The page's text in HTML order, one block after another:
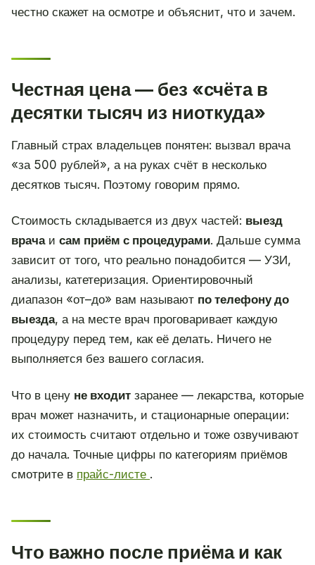
честно скажет на осмотре и объяснит, что и зачем.
Честная цена — без «счёта в
десятки тысяч из ниоткуда»
Главный страх владельцев понятен: вызвал врача
«за 500 рублей», а на руках счёт в несколько
десятков тысяч. Поэтому говорим прямо.
Стоимость складывается из двух частей: выезд
врачаи сам приём с процедурами. Дальше сумма
зависит от того, что реально понадобится — УЗИ,
анализы, катетеризация. Ориентировочный
диапазон «от–до» вам называют по телефону до
выезда, а на месте врач проговаривает каждую
процедуру перед тем, как её делать. Ничего не
выполняется без вашего согласия.
Что в цену не входит заранее — лекарства, которые
врач может назначить, и стационарные операции:
их стоимость считают отдельно и тоже озвучивают
до начала. Точные цифры по категориям приёмов
смотрите в прайс-листе .
Что важно после приёма и как